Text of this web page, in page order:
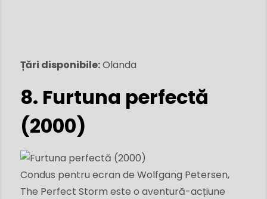
Țări disponibile:Olanda
8. Furtuna perfectă
(2000)
Condus pentru ecran de Wolfgang Petersen,
The Perfect Storm este o aventură-acțiune